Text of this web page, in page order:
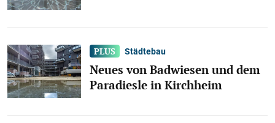
Städtebau
Neues von Badwiesen und dem
Paradiesle in Kirchheim